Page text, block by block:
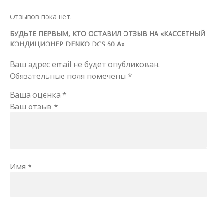
Отзывов пока нет.
БУДЬТЕ ПЕРВЫМ, КТО ОСТАВИЛ ОТЗЫВ НА «КАССЕТНЫЙ
КОНДИЦИОНЕР DENKO DCS 60 A»
Ваш адрес email не будет опубликован.
Обязательные поля помечены *
Ваша оценка *
Ваш отзыв *
Имя *